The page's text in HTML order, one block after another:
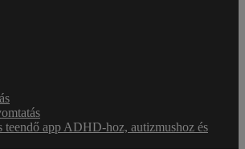
teendő app ADHD-hoz, autizmushoz és